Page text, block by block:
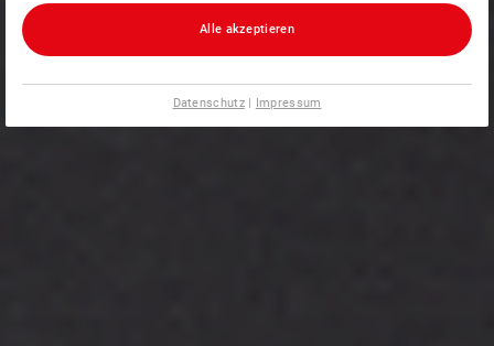
Alle akzeptieren
Datenschutz| Impressum